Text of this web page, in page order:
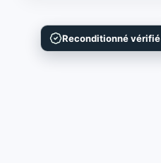
Reconditionné vérifié